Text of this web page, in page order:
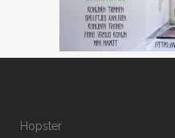
Hopster